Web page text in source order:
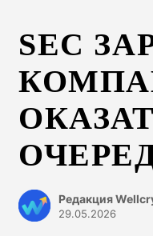
SEC
Редакция
29.05.2026